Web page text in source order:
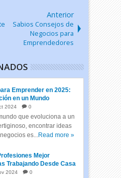
Anterior
Sabios Consejos de
Negocios para
Emprendedores
Emprender en 2025:
en un Mundo
2024 0
que evoluciona a un
encontrar ideas
es...Read more »
Mejor
Trabajando Desde Casa
2024 0